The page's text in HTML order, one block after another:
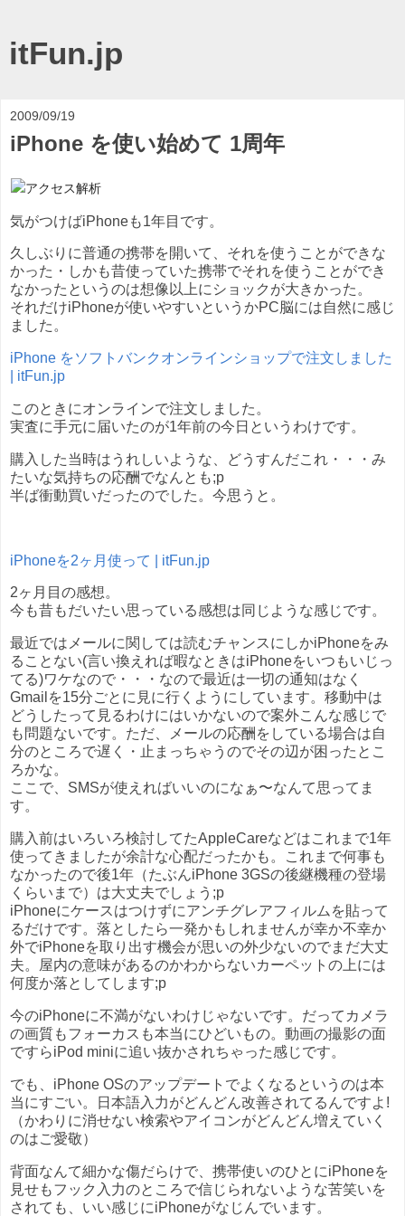
itFun.jp
2009/09/19
iPhone を使い始めて 1周年
気がつけばiPhoneも1年目です。
久しぶりに普通の携帯を開いて、それを使うことができな
かった・しかも昔使っていた携帯でそれを使うことができ
なかったというのは想像以上にショックが大きかった。
それだけiPhoneが使いやすいというかPC脳には自然に感じ
ました。
iPhone をソフトバンクオンラインショップで注文しました
| itFun.jp
このときにオンラインで注文しました。
実査に手元に届いたのが1年前の今日というわけです。
購入した当時はうれしいような、どうすんだこれ・・・み
たいな気持ちの応酬でなんとも;p
半ば衝動買いだったのでした。今思うと。
iPhoneを2ヶ月使って | itFun.jp
2ヶ月目の感想。
今も昔もだいたい思っている感想は同じような感じです。
最近ではメールに関しては読むチャンスにしかiPhoneをみ
ることない(言い換えれば暇なときはiPhoneをいつもいじっ
てる)ワケなので・・・なので最近は一切の通知はなく
Gmailを15分ごとに見に行くようにしています。移動中は
どうしたって見るわけにはいかないので案外こんな感じで
も問題ないです。ただ、メールの応酬をしている場合は自
分のところで遅く・止まっちゃうのでその辺が困ったとこ
ろかな。
ここで、SMSが使えればいいのになぁ〜なんて思ってま
す。
購入前はいろいろ検討してたAppleCareなどはこれまで1年
使ってきましたが余計な心配だったかも。これまで何事も
なかったので後1年（たぶんiPhone 3GSの後継機種の登場
くらいまで）は大丈夫でしょう;p
iPhoneにケースはつけずにアンチグレアフィルムを貼って
るだけです。落としたら一発かもしれませんが幸か不幸か
外でiPhoneを取り出す機会が思いの外少ないのでまだ大丈
夫。屋内の意味があるのかわからないカーペットの上には
何度か落としてします;p
今のiPhoneに不満がないわけじゃないです。だってカメラ
の画質もフォーカスも本当にひどいもの。動画の撮影の面
ですらiPod miniに追い抜かされちゃった感じです。
でも、iPhone OSのアップデートでよくなるというのは本
当にすごい。日本語入力がどんどん改善されてるんですよ!
（かわりに消せない検索やアイコンがどんどん増えていく
のはご愛敬）
背面なんて細かな傷だらけで、携帯使いのひとにiPhoneを
見せもフック入力のところで信じられないような苦笑いを
されても、いい感じにiPhoneがなじんでいます。